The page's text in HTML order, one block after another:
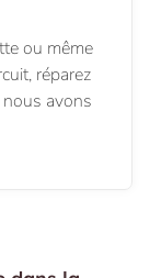
ou même
réparez
avons